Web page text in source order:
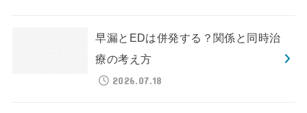
早漏とEDは併発する？関係と同時治
療の考え方
2026.07.18